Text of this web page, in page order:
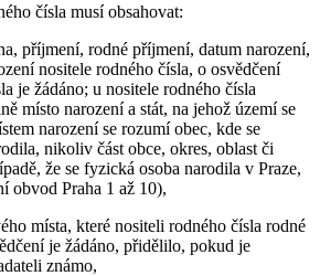
čísla musí obsahovat:
příjmení, rodné příjmení, datum narození,
nositele rodného čísla, o osvědčení
je žádáno; u nositele rodného čísla
místo narození a stát, na jehož území se
narození se rozumí obec, kde se
nikoliv část obce, okres, oblast či
že se fyzická osoba narodila v Praze,
obvod Praha 1 až 10),
místa, které nositeli rodného čísla rodné
je žádáno, přidělilo, pokud je
známo,